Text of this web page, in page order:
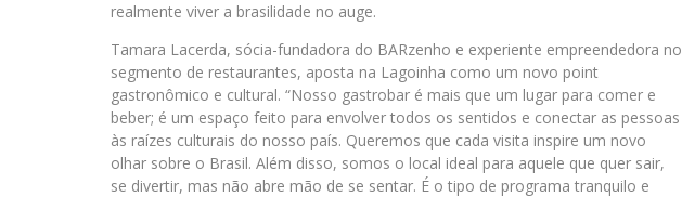
realmente viver a brasilidade no auge.
Tamara Lacerda, sócia-fundadora do BARzenho e experiente empreendedora no
segmento de restaurantes, aposta na Lagoinha como um novo point
gastronômico e cultural. “Nosso gastrobar é mais que um lugar para comer e
beber; é um espaço feito para envolver todos os sentidos e conectar as pessoas
às raízes culturais do nosso país. Queremos que cada visita inspire um novo
olhar sobre o Brasil. Além disso, somos o local ideal para aquele que quer sair,
se divertir, mas não abre mão de se sentar. É o tipo de programa tranquilo e